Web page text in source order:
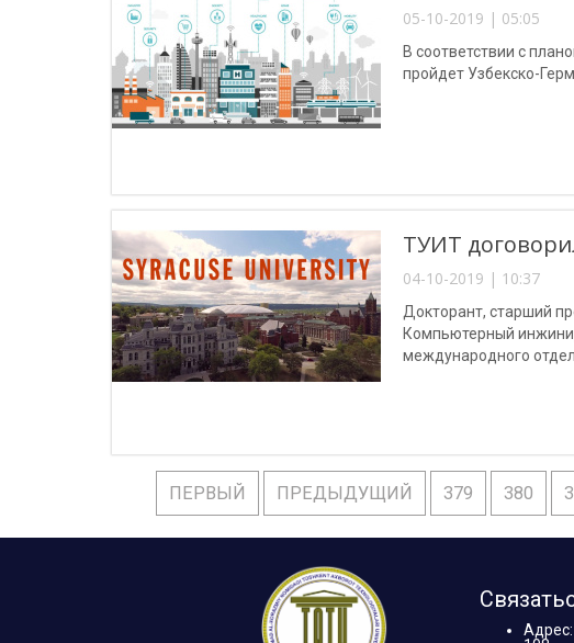
05-10-2019 | 05:05
В соответствии с
пройдет Узбекско-
ТУИТ
04-10-2019 | 10:37
Докторант, старший
Компьютерный
международного
ПЕРВЫЙ ПРЕДЫДУЩИЙ 379 380